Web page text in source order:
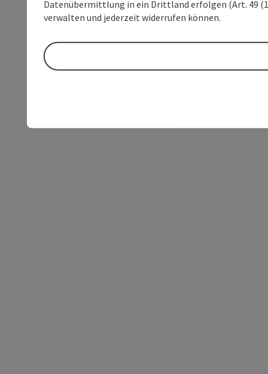
Datenübermittlung in ein Drittland erfolgen (Art. 49
verwalten und jederzeit widerrufen können.